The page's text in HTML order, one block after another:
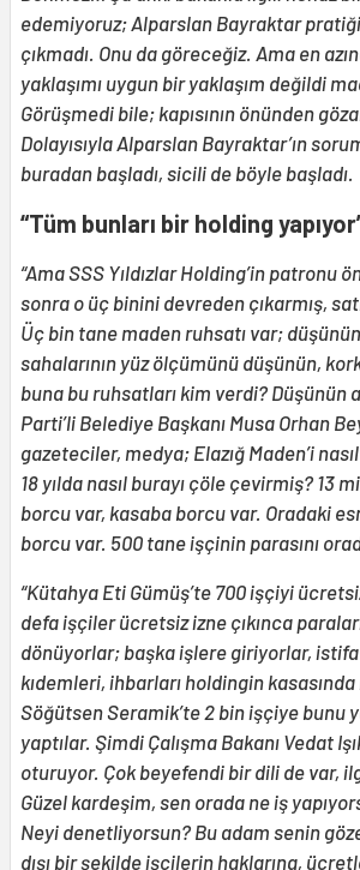
edemiyoruz; Alparslan Bayraktar
çıkmadı. Onu da göreceğiz. Ama en
yaklaşımı uygun bir yaklaşım değildi
Görüşmedi bile; kapısının önünden
Dolayısıyla Alparslan Bayraktar’ın
buradan başladı, sicili de böyle başladı.
“Tüm bunları bir holding
“Ama SSS Yıldızlar Holding’in patronu
sonra o üç binini devreden çıkarmış,
Üç bin tane maden ruhsatı var;
sahalarının yüz ölçümünü düşünün,
buna bu ruhsatları kim verdi? Düşünün
Parti’li Belediye Başkanı Musa Orhan
gazeteciler, medya; Elazığ Maden’i
18 yılda nasıl burayı çöle çevirmiş? 13
borcu var, kasaba borcu var. Oradaki
borcu var. 500 tane işçinin parasını
“Kütahya Eti Gümüş’te 700 işçiyi
defa işçiler ücretsiz izne çıkınca
dönüyorlar; başka işlere giriyorlar,
kıdemleri, ihbarları holdingin
Söğütsen Seramik’te 2 bin işçiye bunu
yaptılar. Şimdi Çalışma Bakanı Vedat
oturuyor. Çok beyefendi bir dili de var,
Güzel kardeşim, sen orada ne iş
Neyi denetliyorsun? Bu adam senin
dışı bir şekilde işçilerin haklarına,